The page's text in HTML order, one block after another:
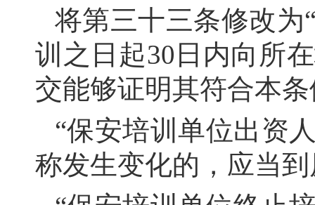
将第三十三条修改为
训之日起30日内向所
交能够证明其符合本
“保安培训单位出资
称发生变化的，应当